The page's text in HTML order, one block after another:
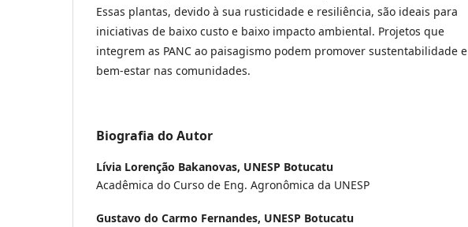
Essas plantas, devido à sua rusticidade e resiliência, são ideais para
iniciativas de baixo custo e baixo impacto ambiental. Projetos que
integrem as PANC ao paisagismo podem promover sustentabilidade e
bem-estar nas comunidades.
Biografia do Autor
Lívia Lorenção Bakanovas, UNESP Botucatu
Acadêmica do Curso de Eng. Agronômica da UNESP
Gustavo do Carmo Fernandes, UNESP Botucatu